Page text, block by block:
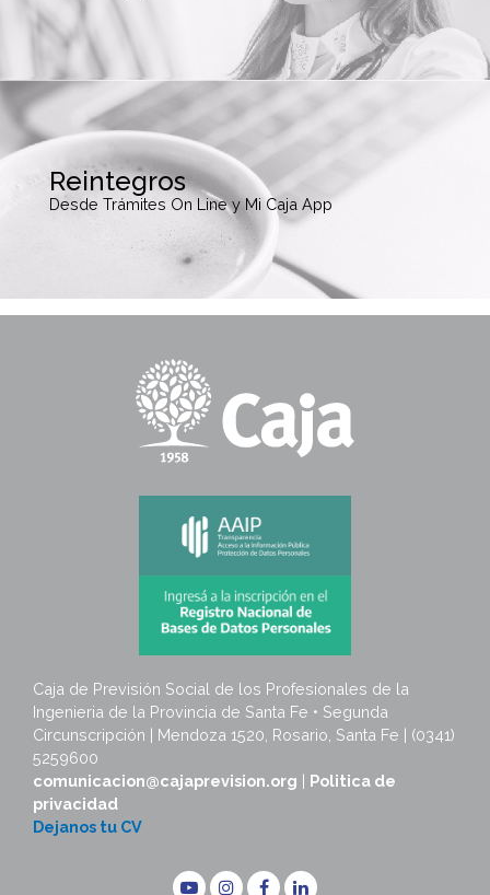
Reintegros
Desde Trámites On Line y Mi Caja App
Caja de Previsión Social de los Profesionales de la
Ingenieria de la Provincia de Santa Fe • Segunda
Circunscripción | Mendoza 1520, Rosario, Santa Fe | (0341)
5259600
comunicacion@cajaprevision.org | Politica de
privacidad
Dejanos tu CV